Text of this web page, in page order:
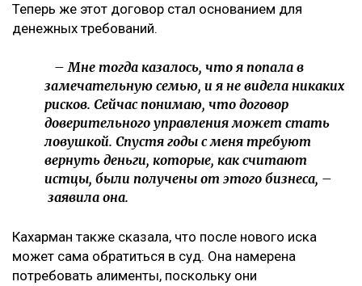
Теперь же этот договор стал основанием для
денежных требований.
– Мне тогда казалось, что я попала в
замечательную семью, и я не видела никаких
рисков. Сейчас понимаю, что договор
доверительного управления может стать
ловушкой. Спустя годы с меня требуют
вернуть деньги, которые, как считают
истцы, были получены от этого бизнеса, –
заявила она.
Кахарман также сказала, что после нового иска
может сама обратиться в суд. Она намерена
потребовать алименты, поскольку они